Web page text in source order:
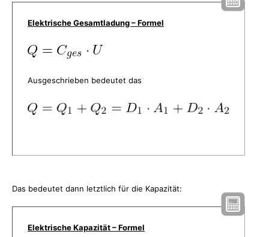
Elektrische Gesamtladung – Formel
Ausgeschrieben bedeutet das
Das bedeutet dann letztlich für die Kapazität:
Elektrische Kapazität – Formel